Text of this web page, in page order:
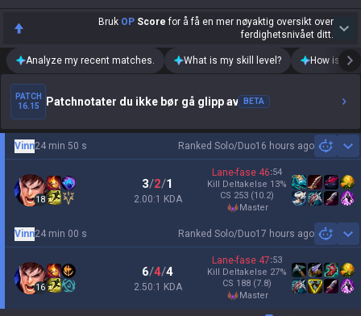
Bruk OP Score for å få en mer nøyaktig oversikt over
ferdighetsnivået ditt.
Analyze my recent matches. What is my skill level? How is my
PATCH
16.15
Patchnotater du ikke bør gå glipp av BETA
Ranked Solo/Duo16 hours ago
Vinn24 min 50 s
18
3/2/1
2.00:1 KDA
Lane-fase 46:54
Kill Deltakelse 13%
CS 253 (10.2)
master
Ranked Solo/Duo17 hours ago
Vinn24 min 00 s
16
6/4/4
2.50:1 KDA
Lane-fase 47:53
Kill Deltakelse 27%
CS 188 (7.8)
master